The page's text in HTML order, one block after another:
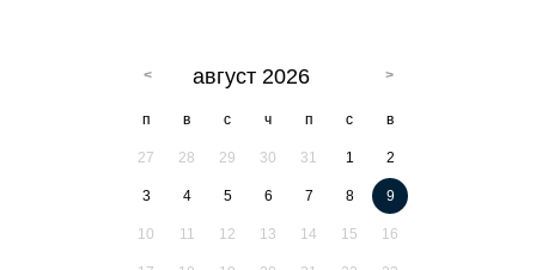
август 2026
п в с ч п с в
27 28 29 30 31 1 2
3 4 5 6 7 8 9
10 11 12 13 14 15 16